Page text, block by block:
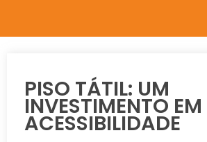
PISO TÁTIL: UM
INVESTIMENTO EM
ACESSIBILIDADE